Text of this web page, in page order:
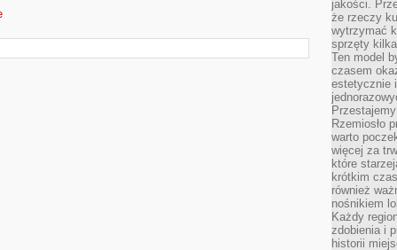
jakości.
że rzeczy
wytrzymać
sprzęty
Ten model
czasem
estetycznie
Rzemiosło
warto
więcej za
które
krótkim
również
nośnikiem
Każdy
zdobienia i
historii